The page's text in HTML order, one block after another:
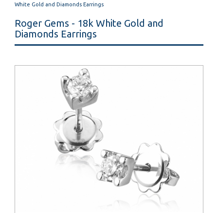
White Gold and Diamonds Earrings
Roger Gems - 18k White Gold and
Diamonds Earrings